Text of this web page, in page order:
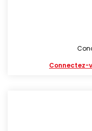
Connectez-